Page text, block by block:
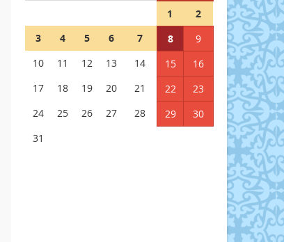
1
2
3
4 5 6 7 8
9
10
11 12 13 14 15
16
17
18 19 20 21 22
23
24
25 26 27 28 29
30
31